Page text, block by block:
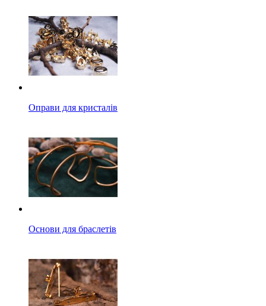
Оправи для кристалів
Основи для браслетів